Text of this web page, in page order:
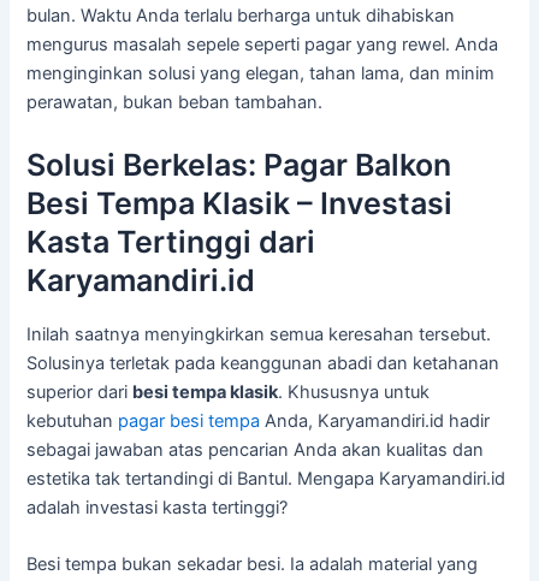
bulan. Waktu Anda terlalu berharga untuk dihabiskan
mengurus masalah sepele seperti pagar yang rewel. Anda
menginginkan solusi yang elegan, tahan lama, dan minim
perawatan, bukan beban tambahan.
Solusi Berkelas: Pagar Balkon
Besi Tempa Klasik – Investasi
Kasta Tertinggi dari
Karyamandiri.id
Inilah saatnya menyingkirkan semua keresahan tersebut.
Solusinya terletak pada keanggunan abadi dan ketahanan
superior dari besi tempa klasik. Khususnya untuk
kebutuhan pagar besi tempa Anda, Karyamandiri.id hadir
sebagai jawaban atas pencarian Anda akan kualitas dan
estetika tak tertandingi di Bantul. Mengapa Karyamandiri.id
adalah investasi kasta tertinggi?
Besi tempa bukan sekadar besi. Ia adalah material yang